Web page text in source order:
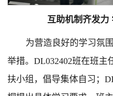
互助机制齐发力
为营造良好的学习氛
举措。DL032402班在班主
扶小组，倡导集体自习；